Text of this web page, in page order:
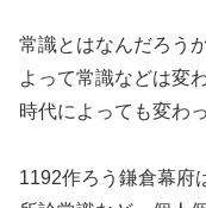
常識とはなんだろう
よって常識などは変
時代によっても変わ
1192作ろう鎌倉幕府